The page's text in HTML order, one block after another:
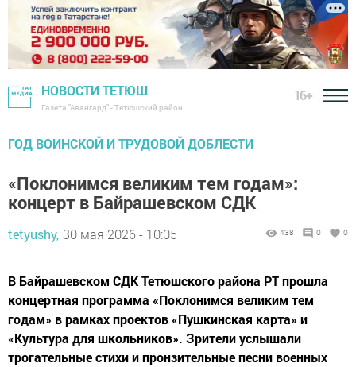
НОВОСТИ ТЕТЮШ
Газета "Авангард" - Тетюшский район
16+
ГОД ВОИНСКОЙ И ТРУДОВОЙ ДОБЛЕСТИ
«Поклонимся великим тем годам»:
концерт в Байрашевском СДК
tetyushy, 30 мая 2026 - 10:05 438 0 0
В Байрашевском СДК Тетюшского района РТ прошла
концертная программа «Поклонимся великим тем
годам» в рамках проектов «Пушкинская карта» и
«Культура для школьников». Зрители услышали
трогательные стихи и пронзительные песни военных